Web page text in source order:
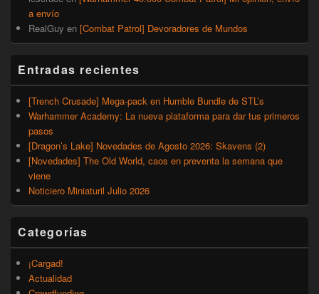
a envío
RealGuy en [Combat Patrol] Devoradores de Mundos
Entradas recientes
[Trench Crusade] Mega-pack en Humble Bundle de STL’s
Warhammer Academy: La nueva plataforma para dar tus primeros
pasos
[Dragon’s Lake] Novedades de Agosto 2026: Skavens (2)
[Novedades] The Old World, caos en preventa la semana que
viene
Noticiero Miniaturil Julio 2026
Categorías
¡Cargad!
Actualidad